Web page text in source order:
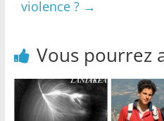
violence ? →
Vous pourrez